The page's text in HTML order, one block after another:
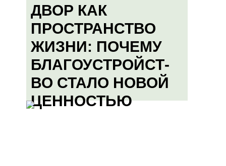
ДВОР КАК
ПРОСТРАНСТВО
ЖИЗНИ: ПОЧЕМУ
БЛАГОУСТРОЙСТ-
ВО СТАЛО НОВОЙ
ЦЕННОСТЬЮ